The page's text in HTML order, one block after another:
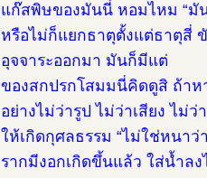
แก๊สพิษของมันนี่ หอมไหม “มั
หรือไม่ก็แยกธาตุตั้งแต่ธาตุสี่
อุจจาระออกมา มันก็มีแต่
ของสกปรกโสมมนี่คิดดูสิ ถ้า
อย่างไม่ว่ารูป ไม่ว่าเสียง ไม่
ให้เกิดกุศลธรรม “ไม่ใช่หนา
รากมีงอกเกิดขึ้นแล้ว ใส่น้ำล